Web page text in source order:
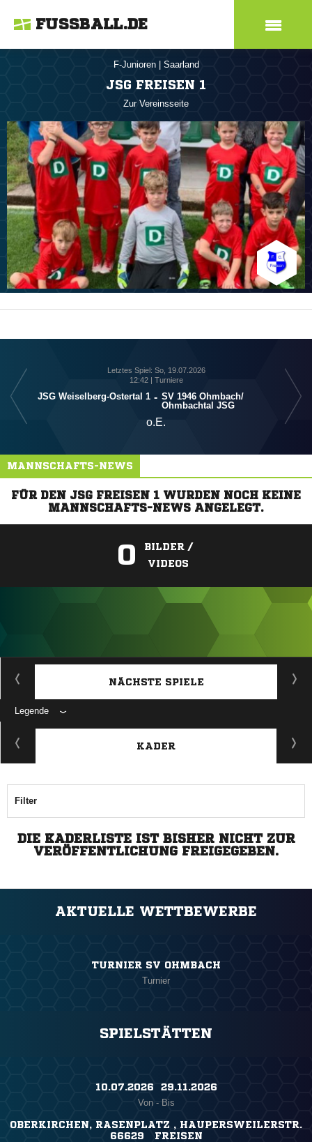
FUSSBALL.DE
F-Junioren Saarland
JSG FREISEN 1
Zur Vereinsseite
Letztes Spiel: So, 19.07.2026
12:42 | Turniere
JSG Weiselberg-Ostertal 1 - SV 1946 Ohmbach/​
Ohmbachtal JSG
o.E.
MANNSCHAFTS-NEWS
FÜR DEN JSG FREISEN 1 WURDEN NOCH KEINE
MANNSCHAFTS-NEWS ANGELEGT.
0
BILDER /
VIDEOS
ANZEIGE
NÄCHSTE SPIELE
Legende
ANZEIGE
KADER
Filter
DIE KADERLISTE IST BISHER NICHT ZUR
VERÖFFENTLICHUNG FREIGEGEBEN.
AKTUELLE WETTBEWERBE
TURNIER SV OHMBACH
Turnier
SPIELSTÄTTEN
10.07.2026 ​ 29.11.2026
Von - Bis
OBERKIRCHEN, RASENPLATZ , HAUPERSWEILERSTR.
66629 FREISEN